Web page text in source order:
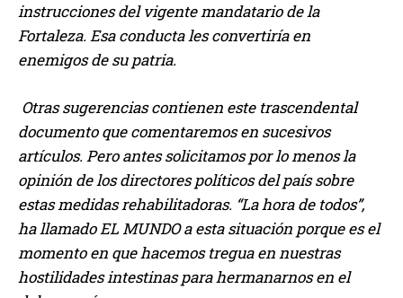
instrucciones del vigente mandatario de la
Fortaleza. Esa conducta les convertiría en
enemigos de su patria.
Otras sugerencias contienen este trascendental
documento que comentaremos en sucesivos
artículos. Pero antes solicitamos por lo menos la
opinión de los directores políticos del país sobre
estas medidas rehabilitadoras. “La hora de todos”,
ha llamado EL MUNDO a esta situación porque es el
momento en que hacemos tregua en nuestras
hostilidades intestinas para hermanarnos en el